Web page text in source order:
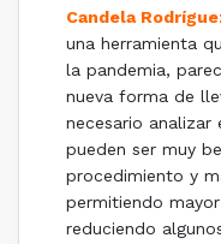
Candela
una herramienta
la pandemia,
nueva forma de
necesario analizar
pueden ser muy
procedimiento y
permitiendo
reduciendo